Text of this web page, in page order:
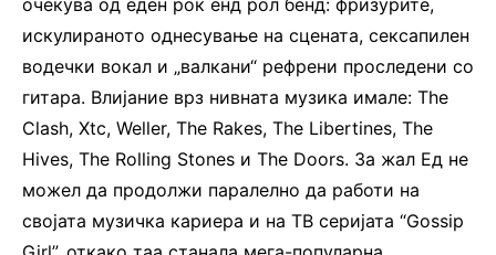
искулираното однесување на сцената, сексапилен
водечки вокал и „валкани“ рефрени проследени со
гитара. Влијание врз нивната музика имале: The
Clash, Xtc, Weller, The Rakes, The Libertines, The
Hives, The Rolling Stones и The Doors. За жал Ед не
можел да продолжи паралелно да работи на
својата музичка кариера и на ТВ серијата “Gossip